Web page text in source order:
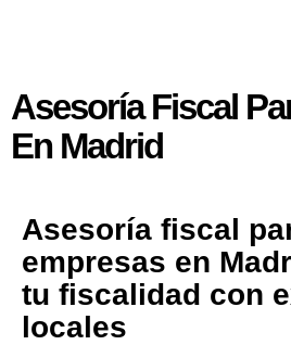
Asesoría Fiscal
En Madrid
Asesoría fiscal
empresas en
tu fiscalidad con
locales